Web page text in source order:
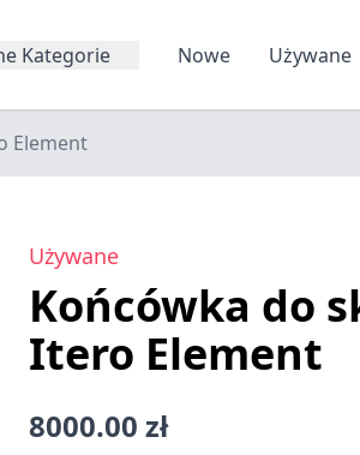
Kategorie Nowe Używane
Element
Używane
Końcówka do
Itero Element
8000.00 zł